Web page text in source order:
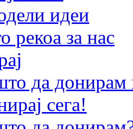
идеи
рекоа за нас
да
сега!